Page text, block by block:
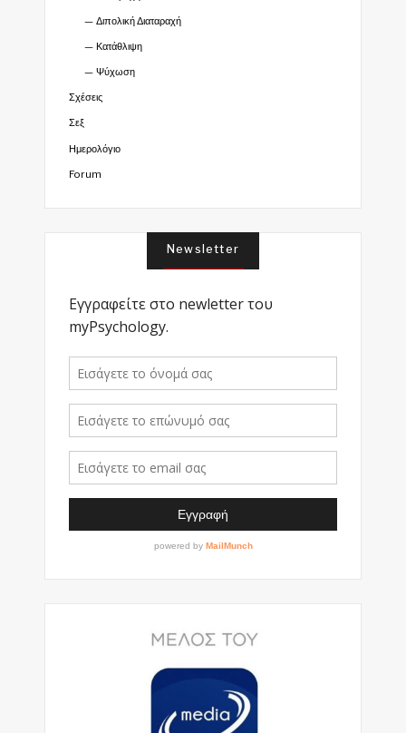
Διπολική Διαταραχή
Κατάθλιψη
Ψύχωση
Σχέσεις
Σεξ
Ημερολόγιο
Forum
Newsletter